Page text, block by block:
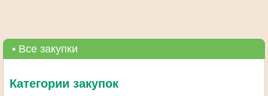
• Все закупки
Категории закупок